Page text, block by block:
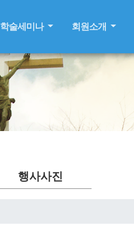
학술세미나 회원소개
행사사진